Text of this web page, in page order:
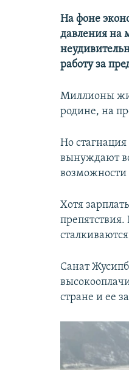
На фоне
давления на
работу за
Миллионы
родине, на
Но
вынуждают
возможности
Хотя
Санат
стране и ее